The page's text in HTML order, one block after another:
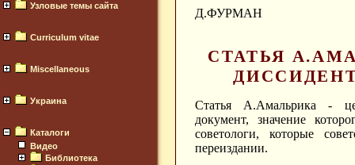
Узловые темы сайта
Curriculum vitae
Miscellaneous
Украина
Каталоги
Видео
Библиотека
Д.ФУРМАН
СТАТЬЯ
Статья А.Амальрика -
документ, значение
советологи, которые
переиздании.